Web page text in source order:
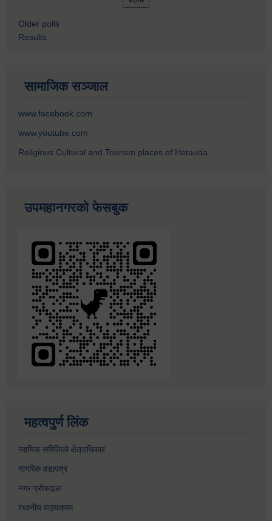
Older polls
Results
सामाजिक सञ्जाल
www.facebook.com
www.youtube.com
Religious Cultural and Tourism places of Hetauda
उपमहानगरको फेसबुक
महत्वपुर्ण लिंक
न्यायिक समितिको क्षेत्राधिकार
नागरिक वडापत्र
नगर प्रोफाइल
स्थानीय पाठ्यक्रम